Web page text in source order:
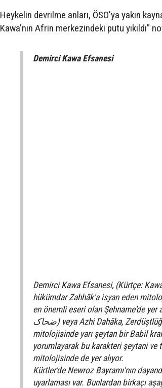
Heykelin devrilme anları, ÖSO'ya yakın
Kawa'nın Afrin merkezindeki putu yıkıldı"
Demirci Kawa Efsanesi
Demirci Kawa Efsanesi, (Kürtçe:
hükümdar Zahhāk'a isyan eden
en önemli eseri olan Şehname'de yer
ضحاک) veya Azhi Dahāka, Zerdüştlüğün kutsal kitabı olan Avesta'da ve antik dönem Fars
mitolojisinde yarı şeytan bir Babil
yorumlayarak bu karakteri şeytani
mitolojisinde de yer alıyor.
Kürtler'de Newroz Bayramı'nın
uyarlaması var. Bunlardan birkaçı